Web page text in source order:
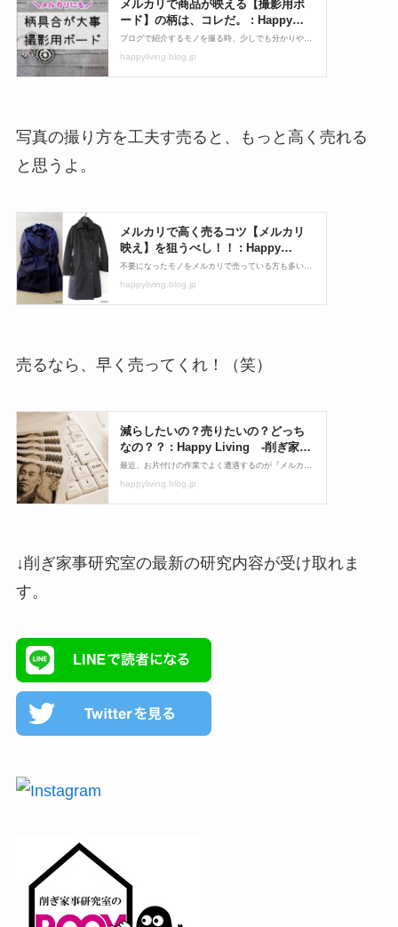
写真の撮り方を工夫す売ると、もっと高く売れる
と思うよ。
売るなら、早く売ってくれ！（笑）
↓削ぎ家事研究室の最新の研究内容が受け取れま
す。